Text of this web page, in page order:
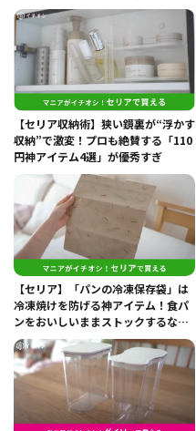
【セリア収納術】狭い鏡裏が“浮かす
収納”で激変！プロも絶賛する「110
円神アイテム4選」が優秀すぎ
【セリア】「パンの冷凍保存袋」は
冷凍焼けを防げる神アイテム！食パ
ンをおいしいままストックするなら
コレ！